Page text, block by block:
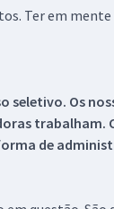
Ter em
seletivo. Os
trabalham.
de